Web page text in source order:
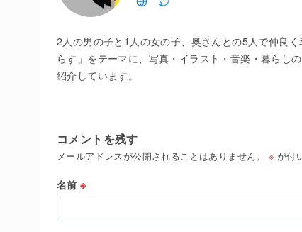
2人の男の子と1人の女の子、奥さんとの5人で仲良
らす」をテーマに、写真・イラスト・音楽・暮らし
紹介しています。
コメントを残す
メールアドレスが公開されることはありません。 ※ が付
名前※